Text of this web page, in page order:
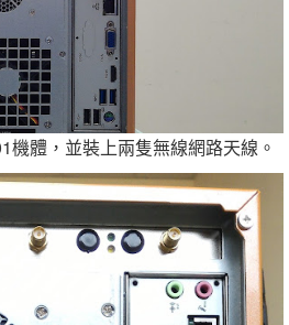
體，並裝上兩隻無線網路天線。